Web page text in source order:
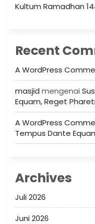
Kultum Ramadhan
Recent
A WordPress
masjid mengenai
Equam, Reget
A WordPress
Tempus Dante
Archives
Juli 2026
Juni 2026